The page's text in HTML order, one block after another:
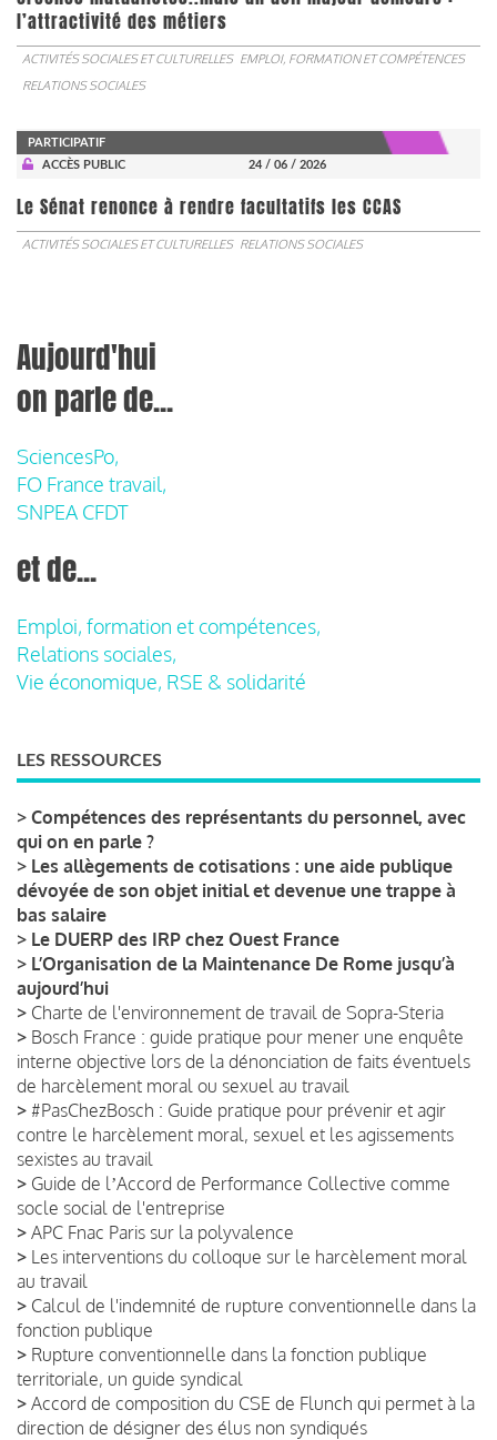
l’attractivité des métiers
ACTIVITÉS SOCIALES ET CULTURELLES EMPLOI, FORMATION ET COMPÉTENCES
RELATIONS SOCIALES
PARTICIPATIF
ACCÈS PUBLIC
24 / 06 / 2026
Le Sénat renonce à rendre facultatifs les CCAS
ACTIVITÉS SOCIALES ET CULTURELLES RELATIONS SOCIALES
Aujourd'hui
on parle de...
SciencesPo,
FO France travail,
SNPEA CFDT
et de...
Emploi, formation et compétences,
Relations sociales,
Vie économique, RSE & solidarité
LES RESSOURCES
> Compétences des représentants du personnel, avec
qui on en parle ?
> Les allègements de cotisations : une aide publique
dévoyée de son objet initial et devenue une trappe à
bas salaire
> Le DUERP des IRP chez Ouest France
> L’Organisation de la Maintenance De Rome jusqu’à
aujourd’hui
> Charte de l'environnement de travail de Sopra-Steria
> Bosch France : guide pratique pour mener une enquête
interne objective lors de la dénonciation de faits éventuels
de harcèlement moral ou sexuel au travail
> #PasChezBosch : Guide pratique pour prévenir et agir
contre le harcèlement moral, sexuel et les agissements
sexistes au travail
> Guide de lʼAccord de Performance Collective comme
socle social de l'entreprise
> APC Fnac Paris sur la polyvalence
> Les interventions du colloque sur le harcèlement moral
au travail
> Calcul de l'indemnité de rupture conventionnelle dans la
fonction publique
> Rupture conventionnelle dans la fonction publique
territoriale, un guide syndical
> Accord de composition du CSE de Flunch qui permet à la
direction de désigner des élus non syndiqués